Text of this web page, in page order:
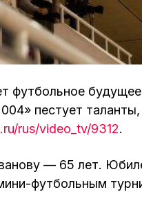
футбольное
пестует
rus/video_tv/9312.
— 65 лет.
футбольным